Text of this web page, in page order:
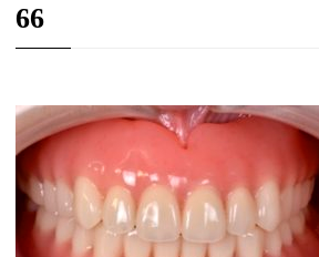
66